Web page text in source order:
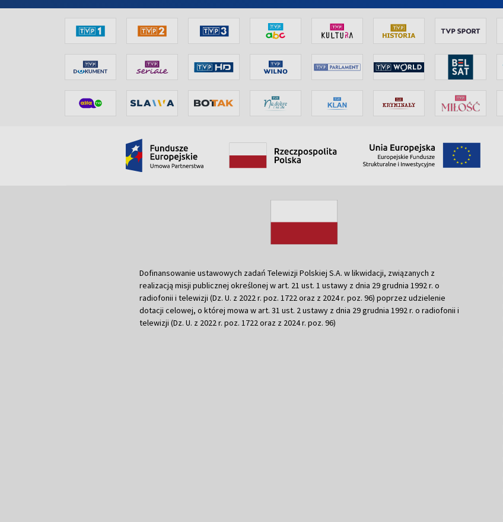
Dofinansowanie ustawowych zadań Telewizji Polskiej S.A. w likwidacji, związanych z
realizacją misji publicznej określonej w art. 21 ust. 1 ustawy z dnia 29 grudnia 1992 r. o
radiofonii i telewizji (Dz. U. z 2022 r. poz. 1722 oraz z 2024 r. poz. 96) poprzez udzielenie
dotacji celowej, o której mowa w art. 31 ust. 2 ustawy z dnia 29 grudnia 1992 r. o radiofonii i
telewizji (Dz. U. z 2022 r. poz. 1722 oraz z 2024 r. poz. 96)